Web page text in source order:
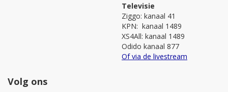
Televisie
Ziggo: kanaal 41
KPN: kanaal 1489
XS4All: kanaal 1489
Odido kanaal 877
Of via de livestream
Volg ons